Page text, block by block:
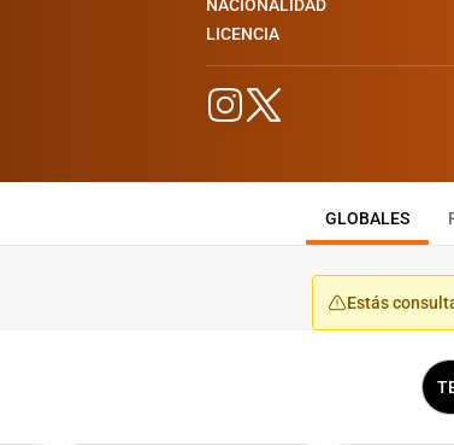
NACIONALIDAD
LICENCIA
GLOBALES
Estás